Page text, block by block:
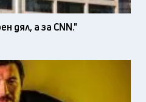
дял, а за CNN."